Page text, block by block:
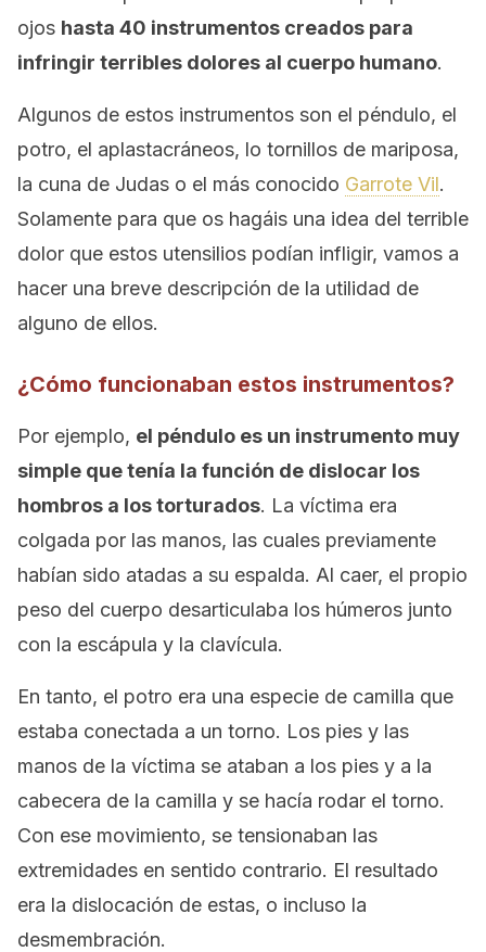
ojos hasta 40 instrumentos creados para
infringir terribles dolores al cuerpo humano.
Algunos de estos instrumentos son el péndulo, el
potro, el aplastacráneos, lo tornillos de mariposa,
la cuna de Judas o el más conocido Garrote Vil.
Solamente para que os hagáis una idea del terrible
dolor que estos utensilios podían infligir, vamos a
hacer una breve descripción de la utilidad de
alguno de ellos.
¿Cómo funcionaban estos instrumentos?
Por ejemplo, el péndulo es un instrumento muy
simple que tenía la función de dislocar los
hombros a los torturados. La víctima era
colgada por las manos, las cuales previamente
habían sido atadas a su espalda. Al caer, el propio
peso del cuerpo desarticulaba los húmeros junto
con la escápula y la clavícula.
En tanto, el potro era una especie de camilla que
estaba conectada a un torno. Los pies y las
manos de la víctima se ataban a los pies y a la
cabecera de la camilla y se hacía rodar el torno.
Con ese movimiento, se tensionaban las
extremidades en sentido contrario. El resultado
era la dislocación de estas, o incluso la
desmembración.